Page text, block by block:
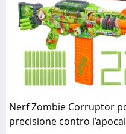
Nerf Zombie Corruptor
precisione contro